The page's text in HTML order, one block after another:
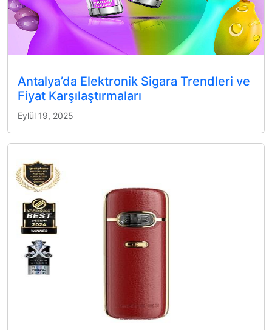
Antalya’da Elektronik Sigara Trendleri ve
Fiyat Karşılaştırmaları
Eylül 19, 2025